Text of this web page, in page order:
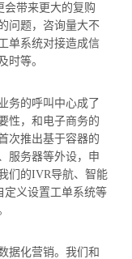
会带来更大的复购
问题，咨询量大不
单系统对接造成信
时等。
务的呼叫中心成了
性，和电子商务的
次推出基于容器的
服务器等外设，申
们的IVR导航、智能
定义设置工单系统等
据化营销。我们和